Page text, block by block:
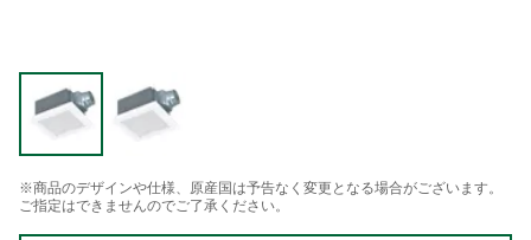
※商品のデザインや仕様、原産国は予告なく変更となる場合がございます。
ご指定はできませんのでご了承ください。